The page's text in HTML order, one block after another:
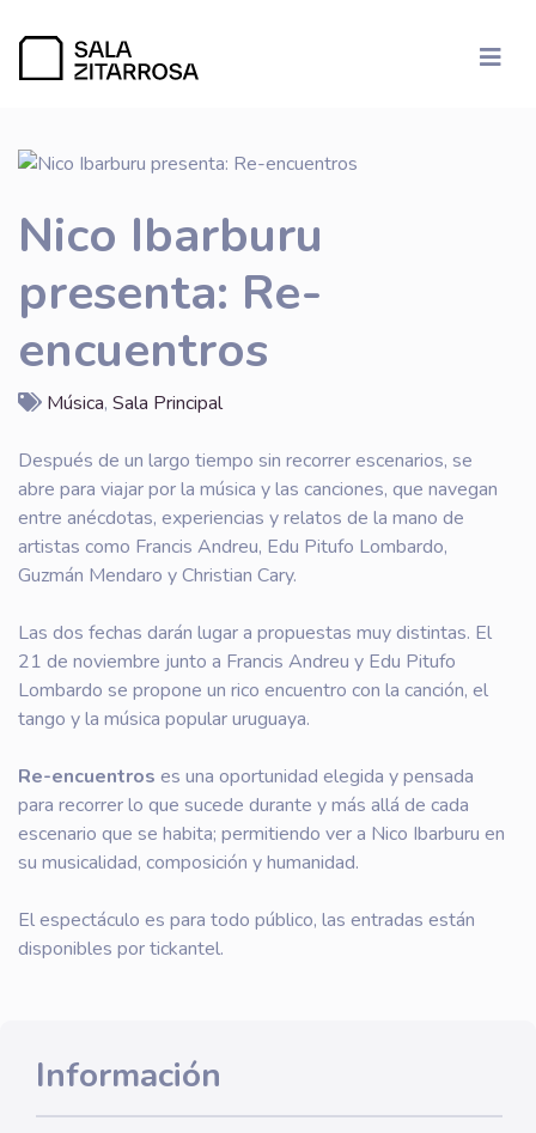
Nico Ibarburu
presenta: Re-
encuentros
Música, Sala Principal
Después de un largo tiempo sin recorrer escenarios, se
abre para viajar por la música y las canciones, que navegan
entre anécdotas, experiencias y relatos de la mano de
artistas como Francis Andreu, Edu Pitufo Lombardo,
Guzmán Mendaro y Christian Cary.
Las dos fechas darán lugar a propuestas muy distintas. El
21 de noviembre junto a Francis Andreu y Edu Pitufo
Lombardo se propone un rico encuentro con la canción, el
tango y la música popular uruguaya.
Re-encuentros es una oportunidad elegida y pensada
para recorrer lo que sucede durante y más allá de cada
escenario que se habita; permitiendo ver a Nico Ibarburu en
su musicalidad, composición y humanidad.
El espectáculo es para todo público, las entradas están
disponibles por tickantel.
Información